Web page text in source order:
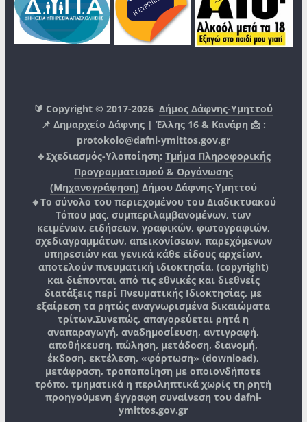
🔰 Copyright © 2017-2026Δήμος Δάφνης-Υμηττού
📌 Δημαρχείο Δάφνης | Έλλης 16 & Κανάρη 📩 :
protokolo@dafni-ymittos.gov.gr
🔹Σχεδιασμός-Υλοποίηση: Τμήμα Πληροφορικής
Προγραμματισμού & Οργάνωσης
(Μηχανογράφηση) Δήμου Δάφνης-Υμηττού
🔸Το σύνολο του περιεχομένου του Διαδικτυακού
Τόπου μας, συμπεριλαμβανομένων, των
κειμένων, ειδήσεων, γραφικών, φωτογραφιών,
σχεδιαγραμμάτων, απεικονίσεων, παρεχόμενων
υπηρεσιών και γενικά κάθε είδους αρχείων,
αποτελούν πνευματική ιδιοκτησία, (copyright)
και διέπονται από τις εθνικές και διεθνείς
διατάξεις περί Πνευματικής Ιδιοκτησίας, με
εξαίρεση τα ρητώς αναγνωρισμένα δικαιώματα
τρίτων.Συνεπώς, απαγορεύεται ρητά η
αναπαραγωγή, αναδημοσίευση, αντιγραφή,
αποθήκευση, πώληση, μετάδοση, διανομή,
έκδοση, εκτέλεση, «φόρτωση» (download),
μετάφραση, τροποποίηση με οποιονδήποτε
τρόπο, τμηματικά η περιληπτικά χωρίς τη ρητή
προηγούμενη έγγραφη συναίνεση του dafni-
ymittos.gov.gr